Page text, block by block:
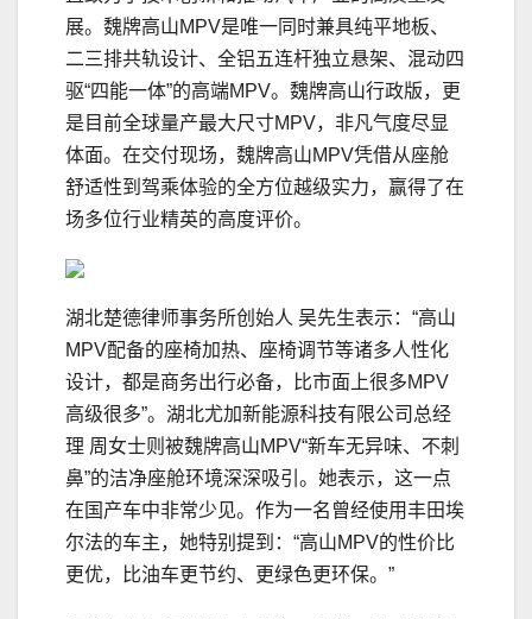
展。魏牌高山MPV是唯一同时兼具纯平地板、
二三排共轨设计、全铝五连杆独立悬架、混动四
驱“四能一体”的高端MPV。魏牌高山行政版，更
是目前全球量产最大尺寸MPV，非凡气度尽显
体面。在交付现场，魏牌高山MPV凭借从座舱
舒适性到驾乘体验的全方位越级实力，赢得了在
场多位行业精英的高度评价。
湖北楚德律师事务所创始人 吴先生表示：“高山
MPV配备的座椅加热、座椅调节等诸多人性化
设计，都是商务出行必备，比市面上很多MPV
高级很多”。湖北尤加新能源科技有限公司总经
理 周女士则被魏牌高山MPV“新车无异味、不刺
鼻”的洁净座舱环境深深吸引。她表示，这一点
在国产车中非常少见。作为一名曾经使用丰田埃
尔法的车主，她特别提到：“高山MPV的性价比
更优，比油车更节约、更绿色更环保。”